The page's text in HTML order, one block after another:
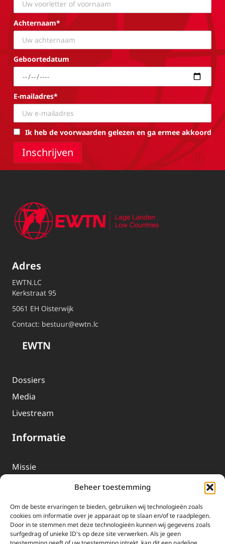
Beheer toestemming
Om de beste ervaringen te bieden, gebruiken wij technologieën zoals
cookies om informatie over je apparaat op te slaan en/of te raadplegen.
Door in te stemmen met deze technologieën kunnen wij gegevens zoals
surfgedrag of unieke ID's op deze site verwerken. Als je geen
Achternaam*
Geboortedatum
E-mailadres*
Ik heb de voorwaarden gelezen en ga ermee akkoord
Adres
EWTN.LC
Kerkstraat 95
5061 EH Oisterwijk
Contact: bestuur@ewtn.lc
EWTN
Dossiers
Media
Livestream
Informatie
Missie
EWTN-Team
Organisatiegegevens